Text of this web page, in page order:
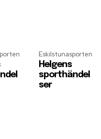
Eskilstunasporten
Helgens
sporthändel
ser